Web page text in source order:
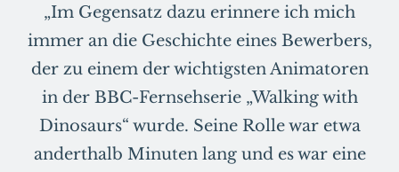
„Im Gegensatz dazu erinnere ich mich
immer an die Geschichte eines Bewerbers,
der zu einem der wichtigsten Animatoren
in der BBC-Fernsehserie „Walking with
Dinosaurs“ wurde. Seine Rolle war etwa
anderthalb Minuten lang und es war eine